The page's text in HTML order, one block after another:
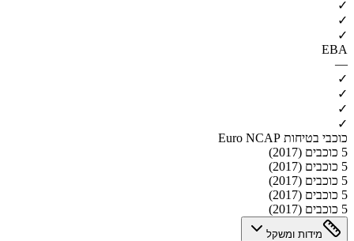
✓
✓
✓
EBA
—
✓
✓
✓
✓
כוכבי בטיחות Euro NCAP
5 כוכבים (2017)
5 כוכבים (2017)
5 כוכבים (2017)
5 כוכבים (2017)
5 כוכבים (2017)
מידות ומשקל